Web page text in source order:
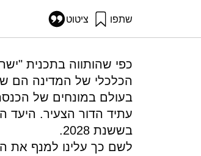
שתפו ציטוט
פורטונה, ג׳, שביב, א׳, אלמוג-סודאי, ד׳, אלעד, מ׳, ולביא, י׳ (2010). חדשנות בישראל 2010-
הכלכלי של המדינה הם
בעולם במונחים של
בששנת 2028.
לשם כך עלינו למנף את